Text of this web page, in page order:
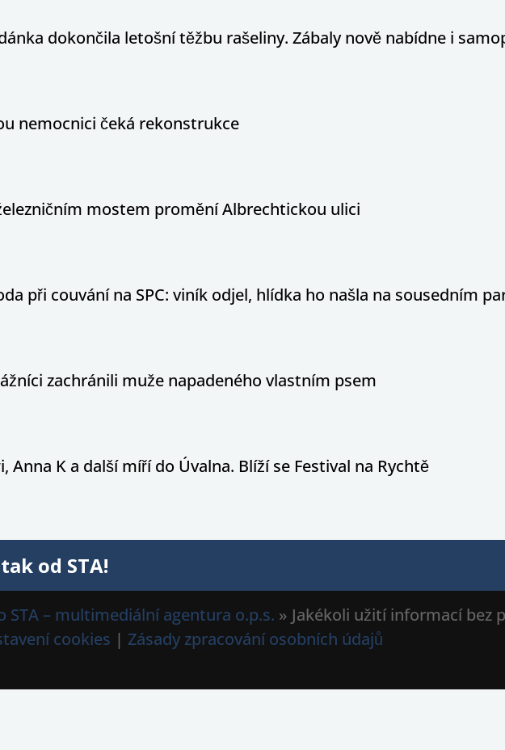
dokončila letošní těžbu rašeliny. Zábaly nově nabídne i
nemocnici čeká rekonstrukce
mostem promění Albrechtickou ulici
při couvání na SPC: viník odjel, hlídka ho našla na sousedním
zachránili muže napadeného vlastním psem
Anna K a další míří do Úvalna. Blíží se Festival na Rychtě
od STA!
STA – multimediální agentura o.p.s. » Jakékoli užití informací bez
cookies | Zásady zpracování osobních údajů